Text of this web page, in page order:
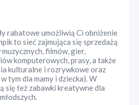
rabatowe umożliwią Ci obniżenie
to sieć zajmująca się sprzedażą
filmów, gier,
komputerowych, prasy, a także
kulturalne i rozrywkowe oraz
tym dla mamy i dziecka). W
się też zabawki kreatywne dla